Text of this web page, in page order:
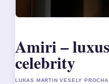
Amiri –
celebrity
LUKAS MARTIN VESELY